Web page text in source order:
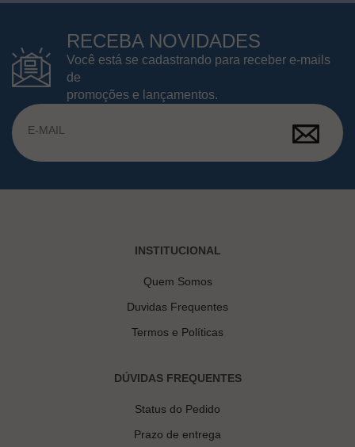
RECEBA NOVIDADES
Você está se cadastrando para receber e-mails
de
promoções e lançamentos.
INSTITUCIONAL
Quem Somos
Duvidas Frequentes
Termos e Políticas
DÚVIDAS FREQUENTES
Status do Pedido
Prazo de entrega